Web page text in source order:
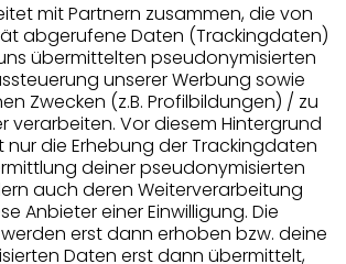
mit Partnern zusammen, die von
abgerufene Daten (Trackingdaten)
übermittelten pseudonymisierten
unserer Werbung sowie
Zwecken (z.B. Profilbildungen) / zu
verarbeiten. Vor diesem Hintergrund
die Erhebung der Trackingdaten
deiner pseudonymisierten
auch deren Weiterverarbeitung
Anbieter einer Einwilligung. Die
erst dann erhoben bzw. deine
Daten erst dann übermittelt,